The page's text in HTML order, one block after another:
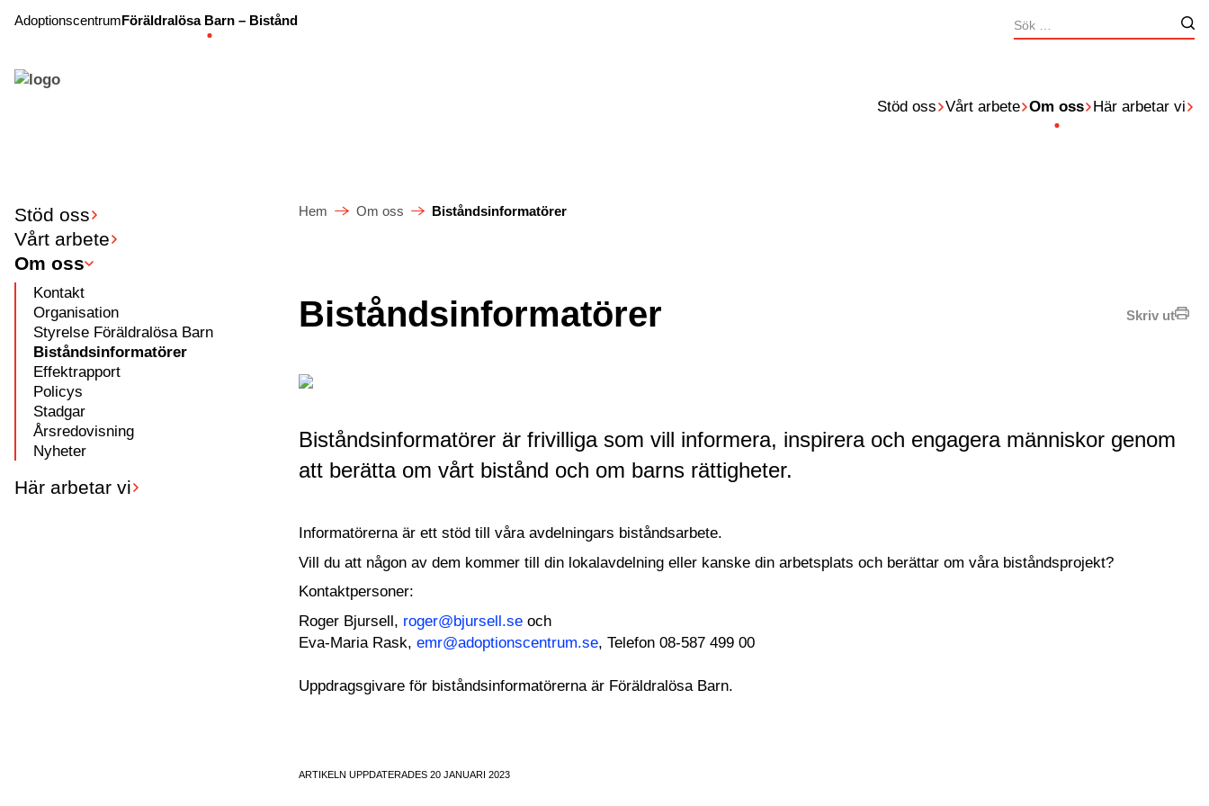
AdoptionscentrumFöräldralösa Barn – Bistånd
Sök
efter:
Stöd oss Vårt arbete Om oss Här arbetar vi
Stöd oss
Vårt arbete
Om oss
Kontakt
Organisation
Styrelse Föräldralösa Barn
Biståndsinformatörer
Effektrapport
Policys
Stadgar
Årsredovisning
Nyheter
Här arbetar vi
Hem Om oss Biståndsinformatörer
Skriv ut
Biståndsinformatörer
Biståndsinformatörer är frivilliga som vill informera, inspirera och engagera människor genom
att berätta om vårt bistånd och om barns rättigheter.
Informatörerna är ett stöd till våra avdelningars biståndsarbete.
Vill du att någon av dem kommer till din lokalavdelning eller kanske din arbetsplats och berättar om våra biståndsprojekt?
Kontaktpersoner:
Roger Bjursell, roger@bjursell.se och
Eva-Maria Rask,emr@adoptionscentrum.se, Telefon 08-587 499 00
Uppdragsgivare för biståndsinformatörerna är Föräldralösa Barn.
ARTIKELN UPPDATERADES 20 JANUARI 2023